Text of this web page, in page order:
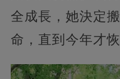
全成長，她決定
命，直到今年才